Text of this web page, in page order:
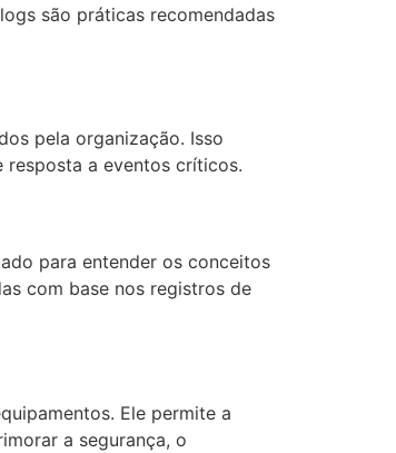
são práticas recomendadas
pela organização. Isso
resposta a eventos críticos.
para entender os conceitos
com base nos registros de
Ele permite a
a segurança, o